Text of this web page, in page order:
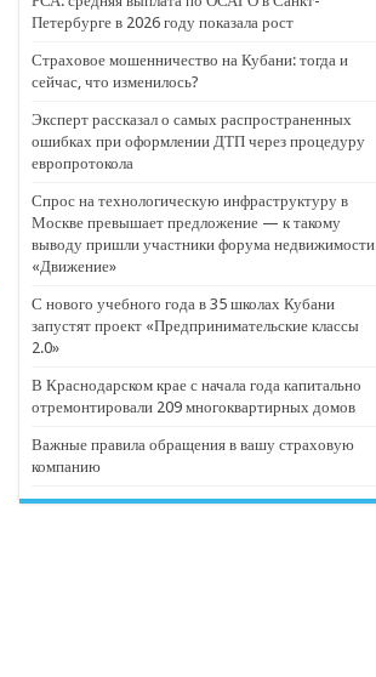
Петербурге в 2026 году показала рост
Страховое мошенничество на Кубани: тогда и
сейчас, что изменилось?
Эксперт рассказал о самых распространенных
ошибках при оформлении ДТП через процедуру
европротокола
Спрос на технологическую инфраструктуру в
Москве превышает предложение — к такому
выводу пришли участники форума недвижимости
«Движение»
С нового учебного года в 35 школах Кубани
запустят проект «Предпринимательские классы
2.0»
В Краснодарском крае с начала года капитально
отремонтировали 209 многоквартирных домов
Важные правила обращения в вашу страховую
компанию